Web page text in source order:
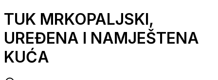
TUK MRKOPALJSKI,
UREĐENA I NAMJEŠTENA
KUĆA